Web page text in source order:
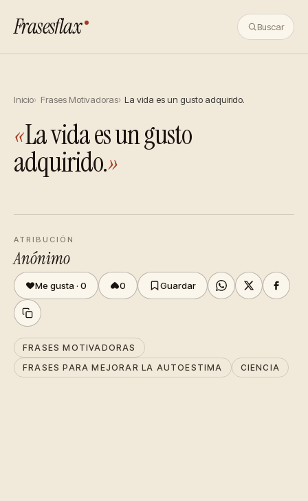
Frasesflax Buscar
Inicio Frases Motivadoras La vida es un gusto adquirido.
«La vida es un gusto
adquirido.»
ATRIBUCIÓN
Anónimo
Me gusta · 0 0 Guardar
FRASES MOTIVADORAS
FRASES PARA MEJORAR LA AUTOESTIMA
CIENCIA